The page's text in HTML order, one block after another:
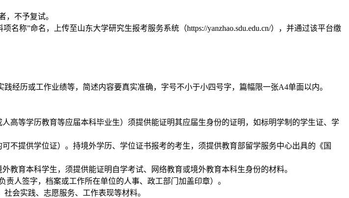
，不予复试。
项名称”命名，上传至山东大学研究生报考服务系统（https://yanzhao.sdu.edu.cn/），并通过该平台缴
经历或工作业绩等，简述内容要真实准确，字号不小于小四号字，篇幅限一张A4单面以内。
高等学历教育等应届本科毕业生）须提供能证明其应届生身份的证明，如标明学制的学生证、学
不提供学位证）。持境外学历、学位证书报考的考生，须提供教育部留学服务中心出具的《国
教育本科学生，须提供能证明自学考试、网络教育或境外教育本科生身份的材料。
负责人签字，档案或工作所在单位的人事、政工部门加盖印章）。
会实践、志愿服务、工作表现等材料。